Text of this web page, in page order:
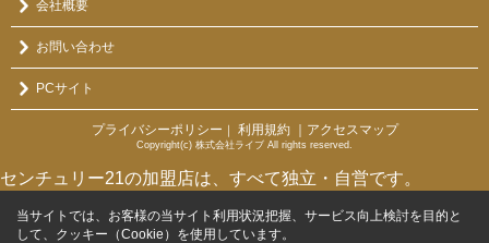
会社概要
お問い合わせ
PCサイト
プライバシーポリシー 利用規約 ｜アクセスマップ
Copyright(c) 株式会社ライブ All rights reserved.
センチュリー21の加盟店は、すべて独立・自営です。
当サイトでは、お客様の当サイト利用状況把握、サービス向上検討を目的と
して、クッキー（Cookie）を使用しています。